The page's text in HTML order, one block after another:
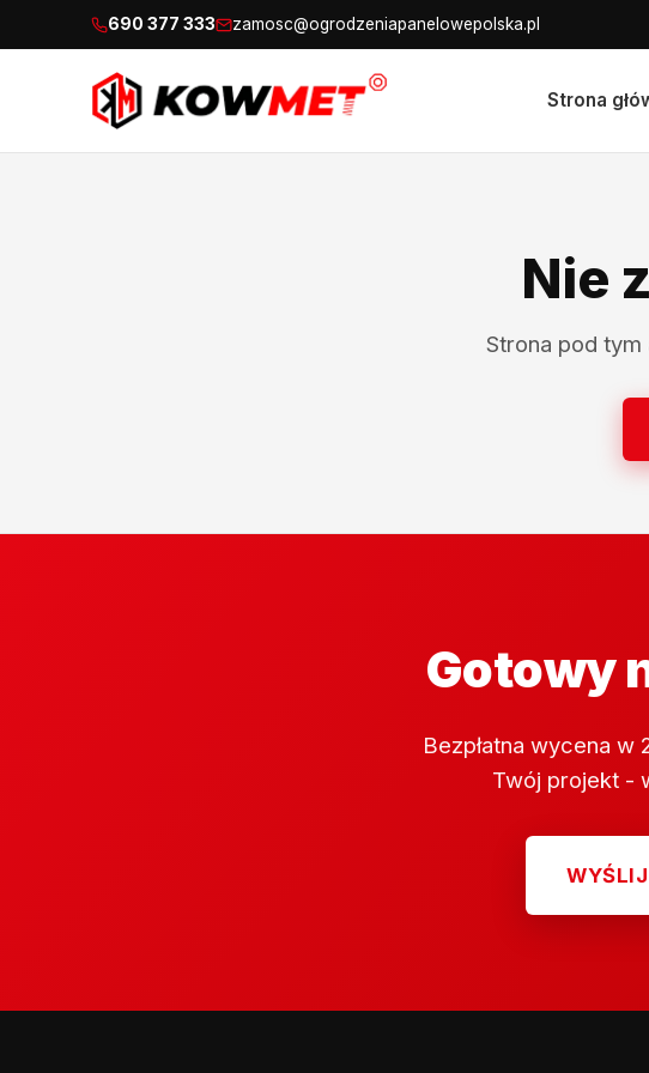
690 377 333 zamosc@ogrodzeniapanelowepolska.pl
Strona
Nie
Strona pod tym
Gotowy
Bezpłatna wycena
Twój projekt -